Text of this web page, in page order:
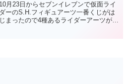
10月23日からセブンイレブンで仮面ライ
ダーのS.H.フィギュアーツ一番くじがは
じまったので4種あるライダーアーツが1